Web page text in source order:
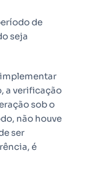
de
seja
a verificação
sob o
não houve
ser
é